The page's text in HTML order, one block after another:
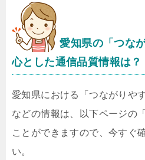
愛知県の「つな
心とした通信品質情報は？
愛知県における「つながりや
などの情報は、以下ページの
ことができますので、今すぐ
い。